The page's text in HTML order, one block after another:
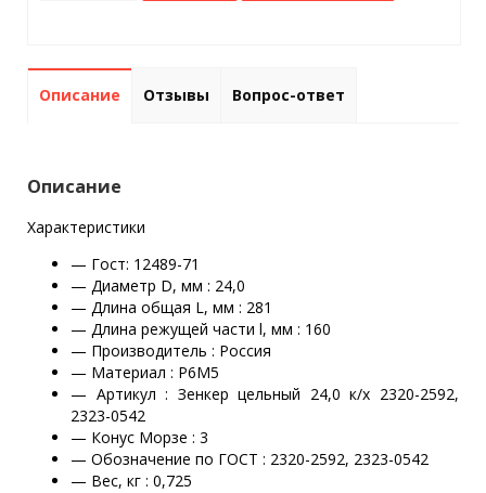
Описание Отзывы Вопрос-ответ
Описание
Характеристики
— Гост: 12489-71
— Диаметр D, мм : 24,0
— Длина общая L, мм : 281
— Длина режущей части l, мм : 160
— Производитель : Россия
— Материал : Р6М5
— Артикул : Зенкер цельный 24,0 к/х 2320-2592,
2323-0542
— Конус Морзе : 3
— Обозначение по ГОСТ : 2320-2592, 2323-0542
— Вес, кг : 0,725